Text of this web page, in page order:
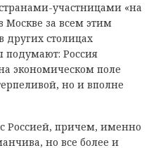
странами-участницами «на
Москве за всем этим
столицах
подумают: Россия
экономическом поле
но и вполне
Россией, причем, именно
но все более и